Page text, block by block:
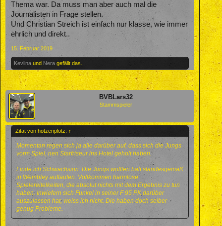
Thema war. Da muss man aber auch mal die
Journalisten in Frage stellen.
Und Christian Streich ist einfach nur klasse, wie immer
ehrlich und direkt..
15. Februar 2019
Kevlina und Nera gefällt das.
BVBLars32
Stammspieler
Zitat von hotzenplotz: ↑
Momentan regen sich ja alle darüber auf, dass sich die Jungs
vorm Spiel, nen Starfriseur ins Hotel geholt haben.
Finde ich Schwachsinn. Die Jungs wollten halt standesgemäß
in Wembley auflaufen. Vollkommen harmlose
Spielereitelkeiten, die absolut nichts mit dem Ergebnis zu tun
haben. Inwiefern sich Funkel in seiner F 95 PK darüber
auszulassen hat, weiss ich nicht. Die haben doch selber
genug Probleme.